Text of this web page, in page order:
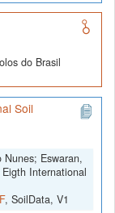
do Brasil
Soil
Eswaran,
International
, SoilData, V1